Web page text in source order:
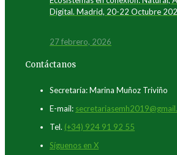
Digital. Madrid, 20-22 Octubre
27 febrero, 2026
Contáctanos
Secretaría: Marina Muñoz Triviño
E-mail:
Tel. (+34) 924 91 92 55
Síguenos en X